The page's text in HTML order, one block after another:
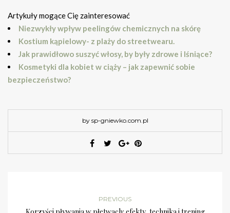
Artykuły mogące Cię zainteresować
Niezwykły wpływ peelingów chemicznych na skórę
Kostium kąpielowy- z plaży do streetwearu.
Jak prawidłowo suszyć włosy, by były zdrowe i lśniące?
Kosmetyki dla kobiet w ciąży – jak zapewnić sobie
bezpieczeństwo?
by sp-gniewko.com.pl
PREVIOUS